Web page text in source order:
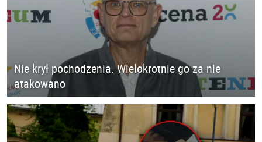
Nie krył pochodzenia. Wielokrotnie go za nie
atakowano